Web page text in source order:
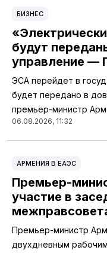
БИЗНЕС
будут
управление —
ЭСА перейдет в
будет передано в
премьер-министр
06.08.2026, 11:32
АРМЕНИЯ В ЕАЭС
Премьер-
участие в
Премьер-министр
двухдневным